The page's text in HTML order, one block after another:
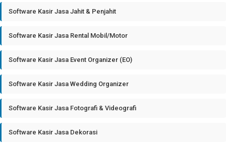
Software Kasir Jasa Jahit & Penjahit
Software Kasir Jasa Rental Mobil/Motor
Software Kasir Jasa Event Organizer (EO)
Software Kasir Jasa Wedding Organizer
Software Kasir Jasa Fotografi & Videografi
Software Kasir Jasa Dekorasi